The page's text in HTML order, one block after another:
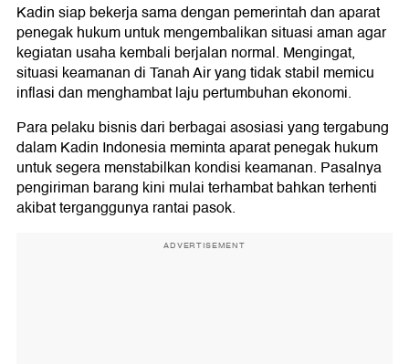
Kadin siap bekerja sama dengan pemerintah dan aparat
penegak hukum untuk mengembalikan situasi aman agar
kegiatan usaha kembali berjalan normal. Mengingat,
situasi keamanan di Tanah Air yang tidak stabil memicu
inflasi dan menghambat laju pertumbuhan ekonomi.
Para pelaku bisnis dari berbagai asosiasi yang tergabung
dalam Kadin Indonesia meminta aparat penegak hukum
untuk segera menstabilkan kondisi keamanan. Pasalnya
pengiriman barang kini mulai terhambat bahkan terhenti
akibat terganggunya rantai pasok.
ADVERTISEMENT